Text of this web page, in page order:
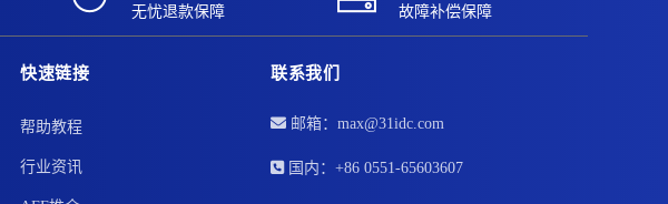
无忧退款保障 故障补偿保障
快速链接
帮助教程
行业资讯
联系我们
邮箱：max@31idc.com
国内：+86 0551-65603607